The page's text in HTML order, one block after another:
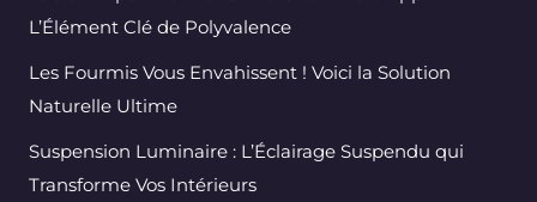
L’Élément Clé de Polyvalence
Les Fourmis Vous Envahissent ! Voici la Solution
Naturelle Ultime
Suspension Luminaire : L’Éclairage Suspendu qui
Transforme Vos Intérieurs